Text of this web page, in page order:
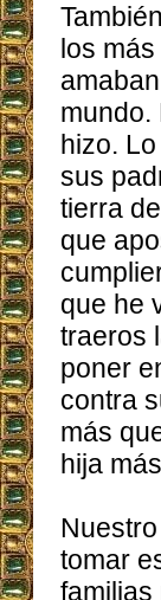
los
mundo.
hizo.
sus
tierra
que
que he
traeros
poner
contra
más
hija
tomar
familias